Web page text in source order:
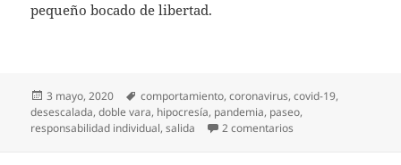
pequeño bocado de libertad.
Publicado
el
3 mayo, 2020 Etiquetas
comportamiento,coronavirus,covid-19,
desescalada,doble vara, hipocresía, pandemia, paseo,
responsabilidad individual,salida 2 comentarios